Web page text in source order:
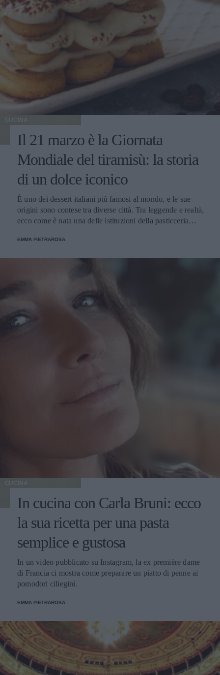
CUCINA
Il 21 marzo è la Giornata
Mondiale del tiramisù: la storia
di un dolce iconico
È uno dei dessert italiani più famosi al mondo, e le sue
origini sono contese tra diverse città. Tra leggende e realtà,
ecco come è nata una delle istituzioni della pasticceria
EMMA PIETRAROSA
CUCINA
In cucina con Carla Bruni: ecco
la sua ricetta per una pasta
semplice e gustosa
In un video pubblicato su Instagram, la ex première dame
di Francia ci mostra come preparare un piatto di penne ai
pomodori ciliegini.
EMMA PIETRAROSA